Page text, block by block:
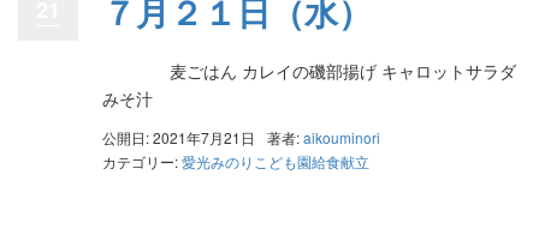
７月２１日（水）
麦ごはん カレイの磯部揚げ キャロットサラダ
みそ汁
公開日: 2021年7月21日 著者:aikouminori
カテゴリー:愛光みのりこども園給食献立